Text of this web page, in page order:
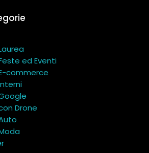
ed Eventi
commerce
Drone